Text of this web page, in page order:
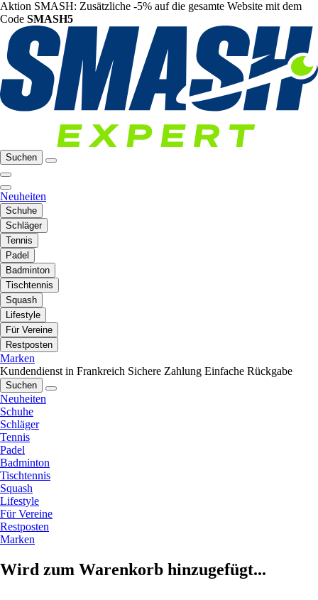
Aktion SMASH: Zusätzliche -5% auf die gesamte Website mit dem
Code SMASH5
Suchen
Neuheiten
Schuhe
Schläger
Tennis
Padel
Badminton
Tischtennis
Squash
Lifestyle
Für Vereine
Restposten
Marken
Kundendienst in Frankreich Sichere Zahlung Einfache Rückgabe
Suchen
Neuheiten
Schuhe
Schläger
Tennis
Padel
Badminton
Tischtennis
Squash
Lifestyle
Für Vereine
Restposten
Marken
Wird zum Warenkorb hinzugefügt...